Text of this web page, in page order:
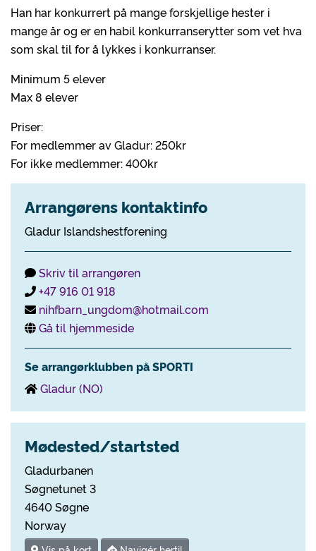
Han har konkurrert på mange forskjellige hester i
mange år og er en habil konkurranserytter som vet hva
som skal til for å lykkes i konkurranser.
Minimum 5 elever
Max 8 elever
Priser:
For medlemmer av Gladur: 250kr
For ikke medlemmer: 400kr
Arrangørens kontaktinfo
Gladur Islandshestforening
Skriv til arrangøren
+47 916 01 918
nihfbarn_ungdom@hotmail.com
Gå til hjemmeside
Se arrangørklubben på SPORTI
Gladur (NO)
Mødested/startsted
Gladurbanen
Søgnetunet 3
4640 Søgne
Norway